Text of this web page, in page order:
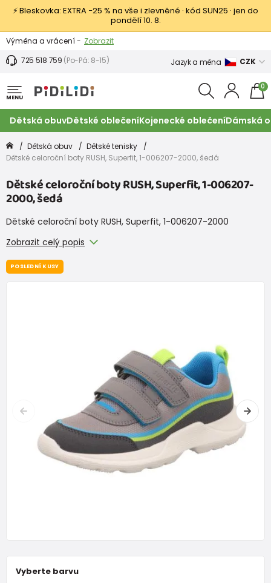
⚡ Bleskovka: EXTRA −25 % na vše i zlevněné · kód SUN25 · jen do
pondělí 10. 8.
Výměna a vrácení - Zobrazit
Sleva 100 Kč na první nákup -
725 518 759 (Po-Pá: 8-15) Jazyk a měna CZK
MENU
0
Dětská obuvDětské oblečeníKojenecké oblečeníDámská
Dětská obuv
Dětské tenisky
Dětské celoroční boty RUSH, Superfit, 1-006207-2000, šedá
Dětské celoroční boty RUSH, Superfit, 1-006207-
2000, šedá
Dětské celoroční boty RUSH, Superfit, 1-006207-2000
Zobrazit celý popis
Vyberte barvu
POSLEDNÍ KUSY